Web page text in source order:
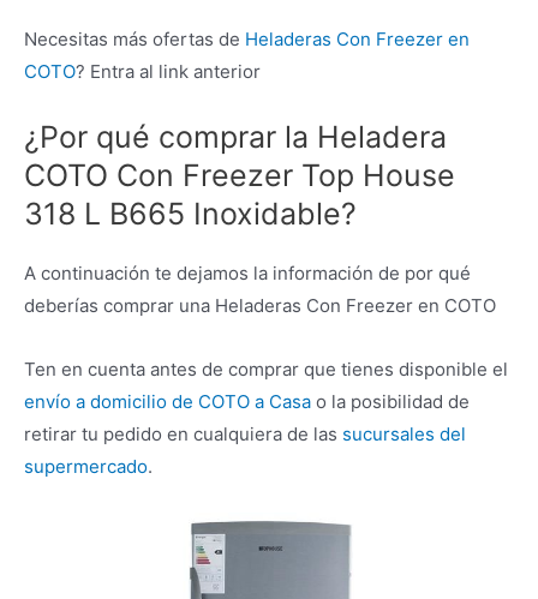
Necesitas más ofertas de Heladeras Con Freezer en
COTO? Entra al link anterior
¿Por qué comprar la Heladera
COTO Con Freezer Top House
318 L B665 Inoxidable?
A continuación te dejamos la información de por qué
deberías comprar una Heladeras Con Freezer en COTO
Ten en cuenta antes de comprar que tienes disponible el
envío a domicilio de COTO a Casa o la posibilidad de
retirar tu pedido en cualquiera de las sucursales del
supermercado.